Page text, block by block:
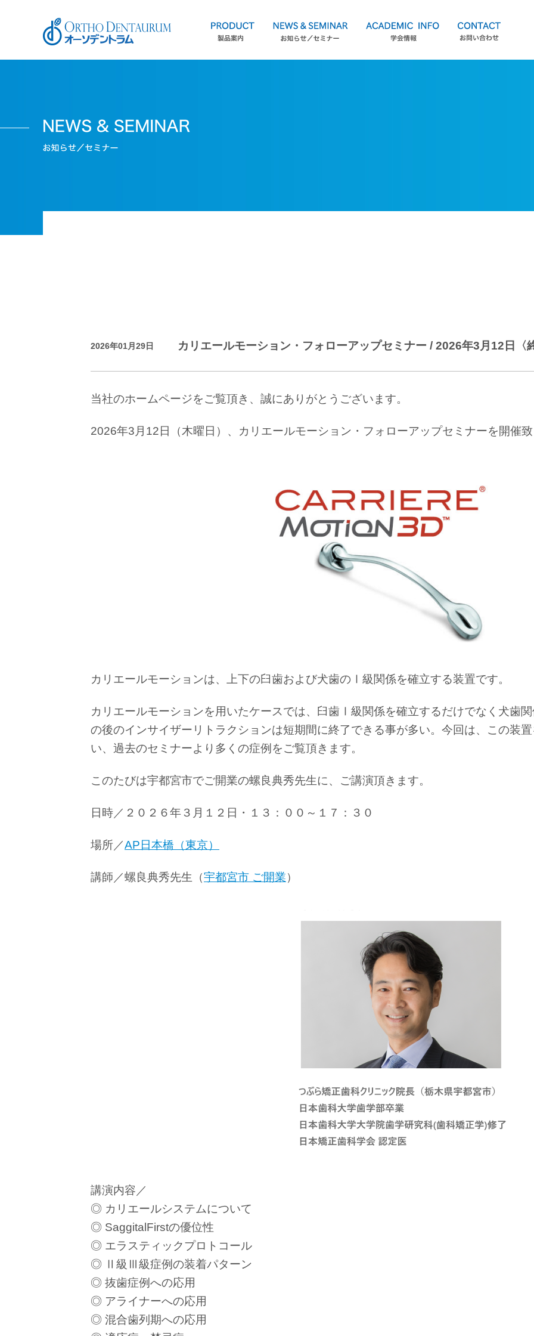
2026年01月29日 カリエールモーション・フォローアップセミナー / 2026年3月12日〈
当社のホームページをご覧頂き、誠にありがとうございます。
2026年3月12日（木曜日）、カリエールモーション・フォローアップセミナーを開催致
カリエールモーションは、上下の臼歯および犬歯のⅠ級関係を確立する装置です。
カリエールモーションを用いたケースでは、臼歯Ⅰ級関係を確立するだけでなく犬歯
の後のインサイザーリトラクションは短期間に終了できる事が多い。今回は、この装
い、過去のセミナーより多くの症例をご覧頂きます。
このたびは宇都宮市でご開業の螺良典秀先生に、ご講演頂きます。
日時／２０２６年３月１２ 日・１３：００～１７：３０
場所／AP日本橋（東京）
講師／螺良典秀先生（宇都宮市 ご開業）
講演内容／
◎ カリエールシステムについて
◎ SaggitalFirstの優位性
◎ エラスティックプロトコール
◎ Ⅱ級Ⅲ級症例の装着パターン
◎ 抜歯症例への応用
◎ アライナーへの応用
◎ 混合歯列期への応用